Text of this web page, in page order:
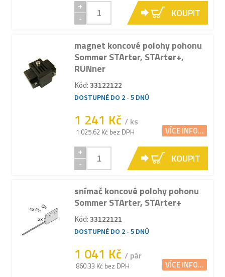
+
-
KOUPIT
magnet koncové polohy pohonu
Sommer STArter, STArter+,
RUNner
Kód: 33122122
DOSTUPNÉ DO 2 - 5 DNŮ
1 241 Kč / ks
1 025.62 Kč bez DPH VÍCE INFO...
+
-
KOUPIT
snímač koncové polohy pohonu
Sommer STArter, STArter+
Kód: 33122121
DOSTUPNÉ DO 2 - 5 DNŮ
1 041 Kč / pár
860.33 Kč bez DPH VÍCE INFO...